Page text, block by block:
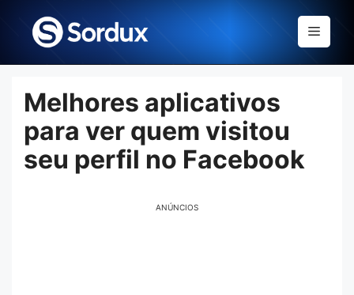
content
Menu
Melhores aplicativos
para ver quem visitou
seu perfil no Facebook
ANÚNCIOS